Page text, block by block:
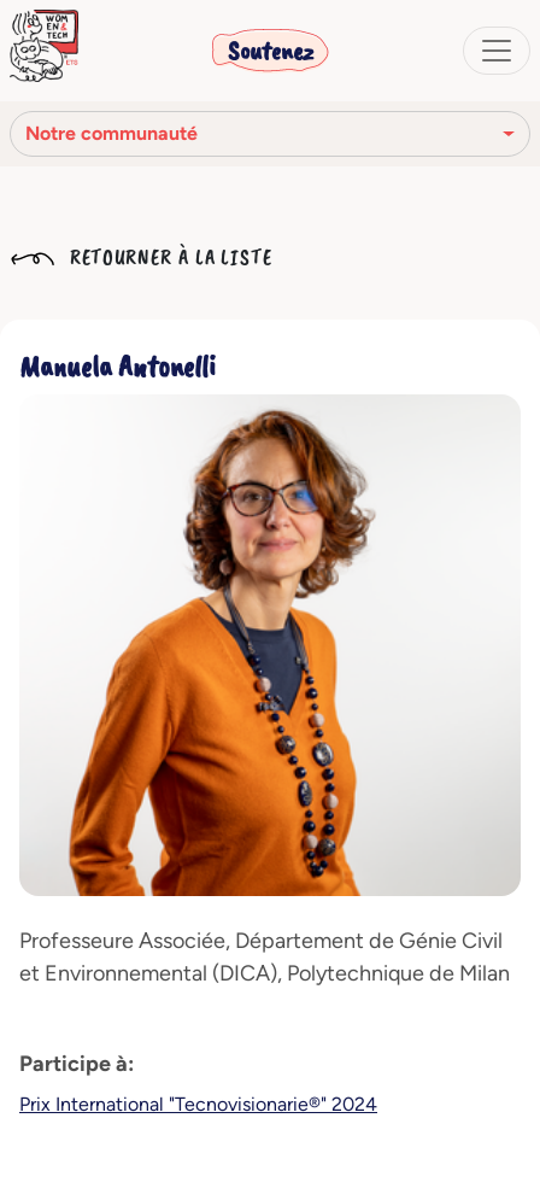
Soutenez
Notre communauté
Notre histoire
Notre communauté
Les organes sociaux
Code Éthique
RETOURNER À LA LISTE
Manuela Antonelli
Professeure Associée, Département de Génie Civil
et Environnemental (DICA), Polytechnique de Milan
Participe à:
Prix International "Tecnovisionarie®" 2024